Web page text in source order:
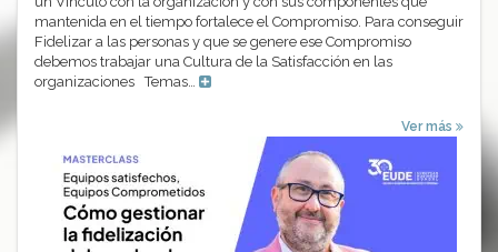
mantenida en el tiempo fortalece el Compromiso. Para conseguir
Fidelizar a las personas y que se genere ese Compromiso
debemos trabajar una Cultura de la Satisfacción en las
organizaciones Temas…
Ver más